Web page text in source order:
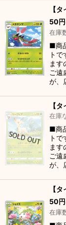
【
50円
在庫
■商
ト
ます
ご遠
が、
【
在庫
■商
ト
ます
ご遠
が、
【
50円
在庫